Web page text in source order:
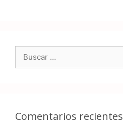
Comentarios recientes